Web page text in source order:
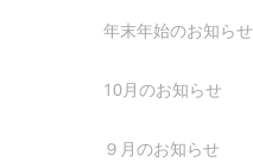
年末年始のお知らせ
10月のお知らせ
９月のお知らせ